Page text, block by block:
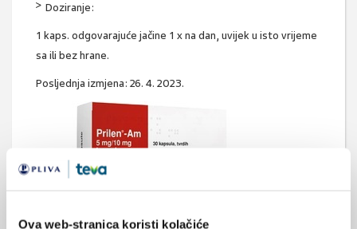
Ova web-stranica koristi kolačiće
Doziranje:
1 kaps. odgovarajuće jačine 1 x na dan, uvijek u isto vrijeme
sa ili bez hrane.
Posljednja izmjena: 26. 4. 2023.